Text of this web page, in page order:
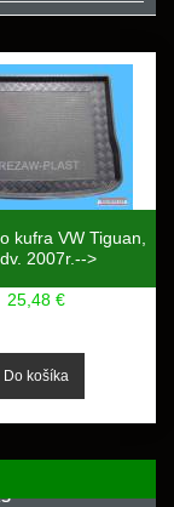
kufra VW Tiguan,
2007r.-->
25,48 €